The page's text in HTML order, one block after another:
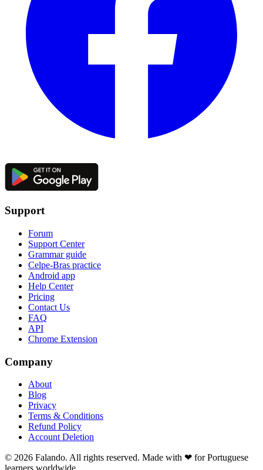
Support
Forum
Support Center
Grammar guide
Celpe-Bras practice
Android app
Help Center
Pricing
Contact Us
FAQ
API
Chrome Extension
Company
About
Blog
Privacy
Terms & Conditions
Refund Policy
Account Deletion
© 2026 Falando. All rights reserved. Made with ❤ for Portuguese